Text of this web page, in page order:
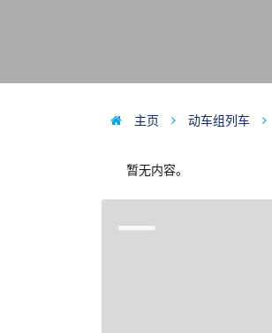
主页 动车组列车
暂无内容。